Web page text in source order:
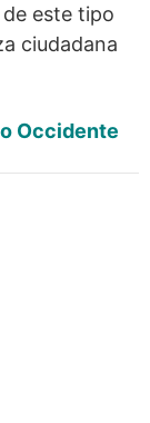
este tipo
ciudadana
Occidente